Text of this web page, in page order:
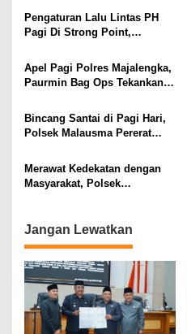
Pengaturan Lalu Lintas PH
Pagi Di Strong Point,
Layani Masyarakat
Apel Pagi Polres Majalengka,
Paurmin Bag Ops Tekankan
Personel
Bincang Santai di Pagi Hari,
Polsek Malausma Pererat
Masyarakat di Desa Sukadana
Merawat Kedekatan dengan
Masyarakat, Polsek
Jangan Lewatkan